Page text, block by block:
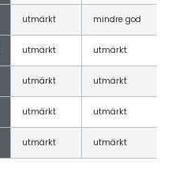
utmärkt mindre god
utmärkt utmärkt
utmärkt utmärkt
utmärkt utmärkt
utmärkt utmärkt